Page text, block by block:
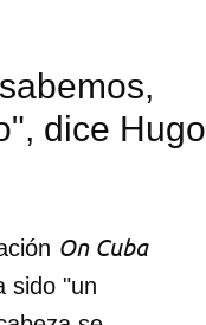
dice Hugo
On Cuba
sido "un